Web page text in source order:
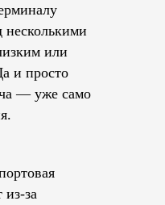
несколькими
или
и просто
— уже само
из-за